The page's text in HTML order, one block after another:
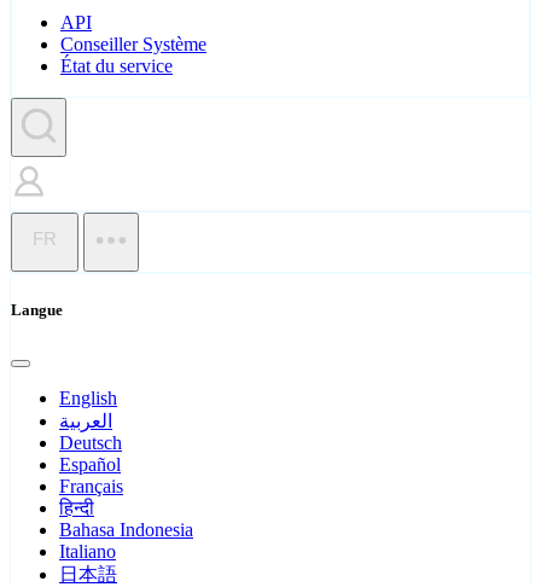
API
Conseiller Système
État du service
FR
Langue
English
العربية
Deutsch
Español
Français
हिन्दी
Bahasa Indonesia
Italiano
日本語